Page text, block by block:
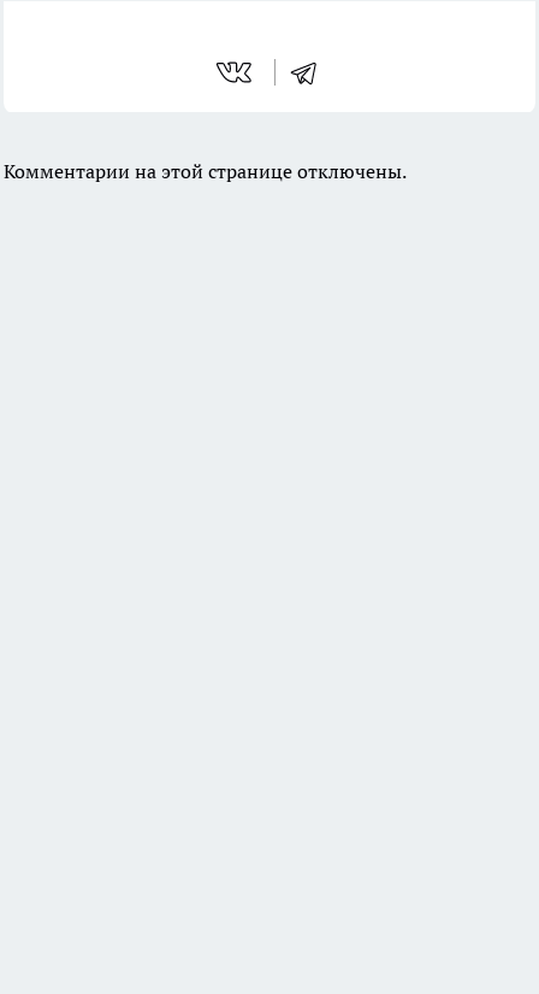
Комментарии на этой странице отключены.